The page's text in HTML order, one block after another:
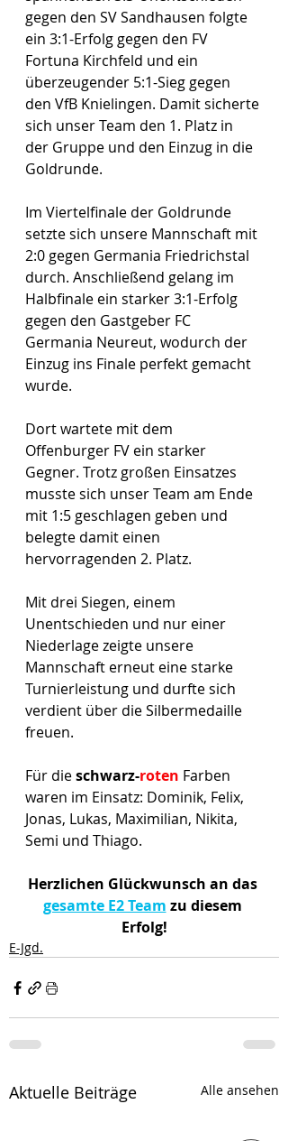
gegen den SV Sandhausen folgte
ein 3:1-Erfolg gegen den FV
Fortuna Kirchfeld und ein
überzeugender 5:1-Sieg gegen
den VfB Knielingen. Damit sicherte
sich unser Team den 1. Platz in
der Gruppe und den Einzug in die
Goldrunde.
Im Viertelfinale der Goldrunde
setzte sich unsere Mannschaft mit
2:0 gegen Germania Friedrichstal
durch. Anschließend gelang im
Halbfinale ein starker 3:1-Erfolg
gegen den Gastgeber FC
Germania Neureut, wodurch der
Einzug ins Finale perfekt gemacht
wurde.
Dort wartete mit dem
Offenburger FV ein starker
Gegner. Trotz großen Einsatzes
musste sich unser Team am Ende
mit 1:5 geschlagen geben und
belegte damit einen
hervorragenden 2. Platz.
Mit drei Siegen, einem
Unentschieden und nur einer
Niederlage zeigte unsere
Mannschaft erneut eine starke
Turnierleistung und durfte sich
verdient über die Silbermedaille
freuen.
Für die schwarz-roten Farben
waren im Einsatz: Dominik, Felix,
Jonas, Lukas, Maximilian, Nikita,
Semi und Thiago.
Herzlichen Glückwunsch an das
gesamte E2 Team zu diesem
Erfolg!
E-Jgd.
Aktuelle Beiträge Alle ansehen